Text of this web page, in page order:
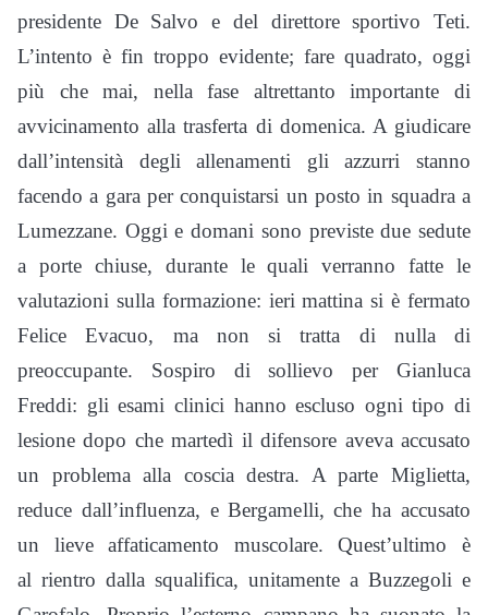
presidente De Salvo e del direttore sportivo Teti.
L’intento è fin troppo evidente; fare quadrato, oggi
più che mai, nella fase altrettanto importante di
avvicinamento alla trasferta di domenica. A giudicare
dall’intensità degli allenamenti gli azzurri stanno
facendo a gara per conquistarsi un posto in squadra a
Lumezzane. Oggi e domani sono previste due sedute
a porte chiuse, durante le quali verranno fatte le
valutazioni sulla formazione: ieri mattina si è fermato
Felice Evacuo, ma non si tratta di nulla di
preoccupante. Sospiro di sollievo per Gianluca
Freddi: gli esami clinici hanno escluso ogni tipo di
lesione dopo che martedì il difensore aveva accusato
un problema alla coscia destra. A parte Miglietta,
reduce dall’influenza, e Bergamelli, che ha accusato
un lieve affaticamento muscolare. Quest’ultimo è
al rientro dalla squalifica, unitamente a Buzzegoli e